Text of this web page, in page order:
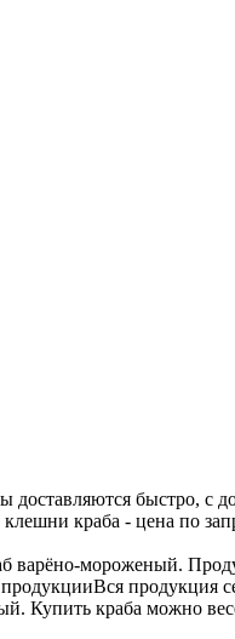
доставляются быстро, с
краба - цена по
варёно-мороженый.
Вся продукция
Купить краба можно